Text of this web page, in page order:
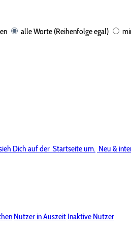
alle Worte (Reihenfolge egal)
Dich auf der Startseite um. Neu &
Nutzer in Auszeit Inaktive Nutzer